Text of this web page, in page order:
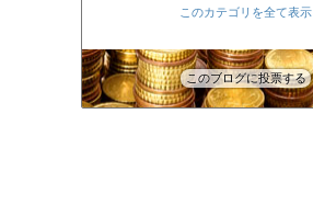
XM口座開設方法2022
このカテゴリを全て表示
このブログに投票する